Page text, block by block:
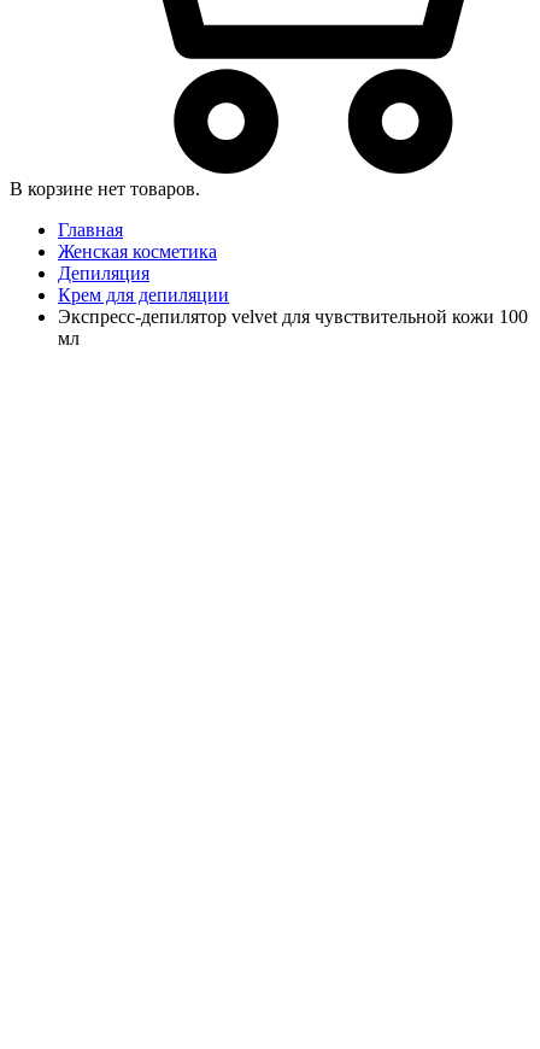
В корзине нет товаров.
Главная
Женская косметика
Депиляция
Крем для депиляции
Экспресс-депилятор velvet для чувствительной кожи 100
мл